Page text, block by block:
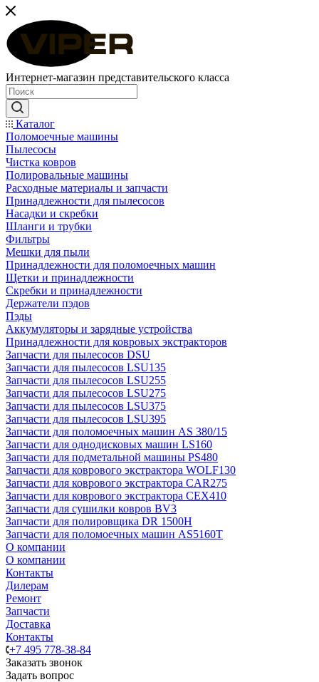
Интернет-магазин представительского класса
Каталог
Поломоечные машины
Пылесосы
Чистка ковров
Полировальные машины
Расходные материалы и запчасти
Принадлежности для пылесосов
Насадки и скребки
Шланги и трубки
Фильтры
Мешки для пыли
Принадлежности для поломоечных машин
Щетки и принадлежности
Скребки и принадлежности
Держатели пэдов
Пэды
Аккумуляторы и зарядные устройства
Принадлежности для ковровых экстракторов
Запчасти для пылесосов DSU
Запчасти для пылесосов LSU135
Запчасти для пылесосов LSU255
Запчасти для пылесосов LSU275
Запчасти для пылесосов LSU375
Запчасти для пылесосов LSU395
Запчасти для поломоечных машин AS 380/15
Запчасти для однодисковых машин LS160
Запчасти для подметальной машины PS480
Запчасти для коврового экстрактора WOLF130
Запчасти для коврового экстрактора CAR275
Запчасти для коврового экстрактора CEX410
Запчасти для сушилки ковров BV3
Запчасти для полировщика DR 1500H
Запчасти для поломоечных машин AS5160T
О компании
О компании
Контакты
Дилерам
Ремонт
Запчасти
Доставка
Контакты
+7 495 778-38-84
Заказать звонок
Задать вопрос